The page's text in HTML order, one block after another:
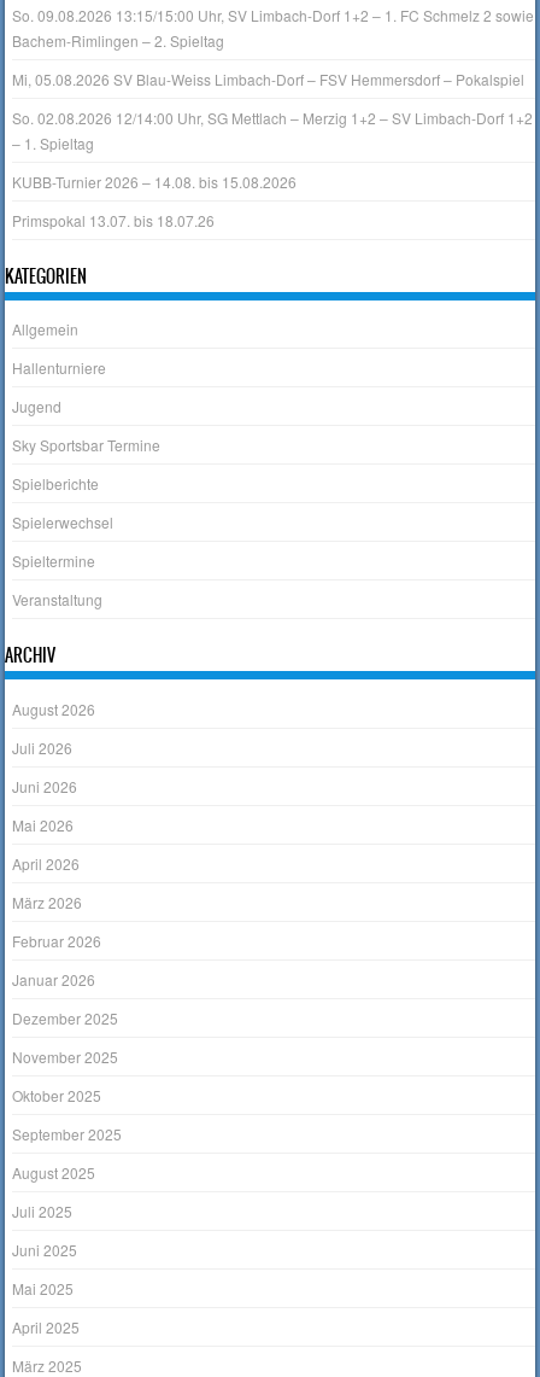
So. 09.08.2026 13:15/15:00 Uhr, SV Limbach-Dorf 1+2 – 1. FC Schmelz 2 sowie
Bachem-Rimlingen – 2. Spieltag
Mi, 05.08.2026 SV Blau-Weiss Limbach-Dorf – FSV Hemmersdorf – Pokalspiel
So. 02.08.2026 12/14:00 Uhr, SG Mettlach – Merzig 1+2 – SV Limbach-Dorf 1+2
– 1. Spieltag
KUBB-Turnier 2026 – 14.08. bis 15.08.2026
Primspokal 13.07. bis 18.07.26
KATEGORIEN
Allgemein
Hallenturniere
Jugend
Sky Sportsbar Termine
Spielberichte
Spielerwechsel
Spieltermine
Veranstaltung
ARCHIV
August 2026
Juli 2026
Juni 2026
Mai 2026
April 2026
März 2026
Februar 2026
Januar 2026
Dezember 2025
November 2025
Oktober 2025
September 2025
August 2025
Juli 2025
Juni 2025
Mai 2025
April 2025
März 2025